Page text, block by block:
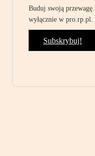
Buduj swoją
wyłącznie w pro.rp.pl.
Subskrybuj!